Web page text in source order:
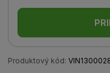
Produktový kód: